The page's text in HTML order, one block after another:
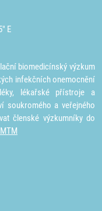
E
biomedicínský výzkum
infekčních onemocnění
lékařské přístroje a
soukromého a veřejného
členské výzkumníky do